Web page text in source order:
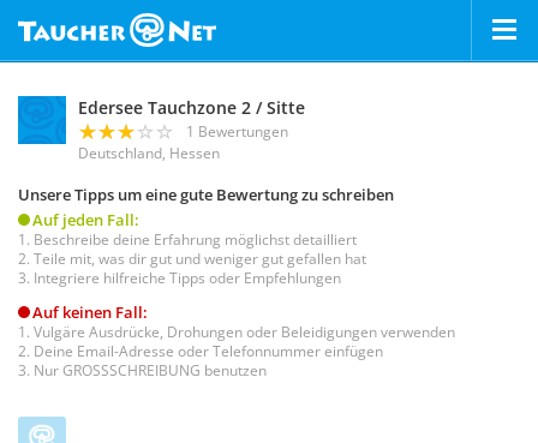
Edersee Tauchzone 2 / Sitte
1 Bewertungen
Deutschland, Hessen
Unsere Tipps um eine gute Bewertung zu schreiben
Auf jeden Fall:
Beschreibe deine Erfahrung möglichst detailliert
Teile mit, was dir gut und weniger gut gefallen hat
Integriere hilfreiche Tipps oder Empfehlungen
Auf keinen Fall:
Vulgäre Ausdrücke, Drohungen oder Beleidigungen verwenden
Deine Email-Adresse oder Telefonnummer einfügen
Nur GROSSSCHREIBUNG benutzen